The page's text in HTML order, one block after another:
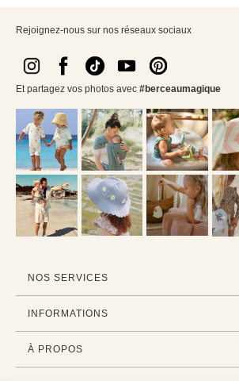
Rejoignez-nous sur nos réseaux sociaux
Et partagez vos photos avec #berceaumagique
NOS SERVICES
INFORMATIONS
À PROPOS